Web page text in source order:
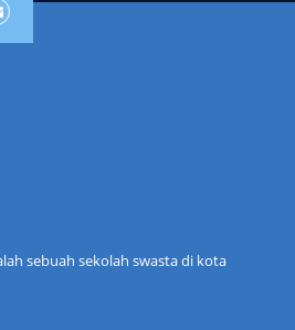
sebuah sekolah swasta di kota